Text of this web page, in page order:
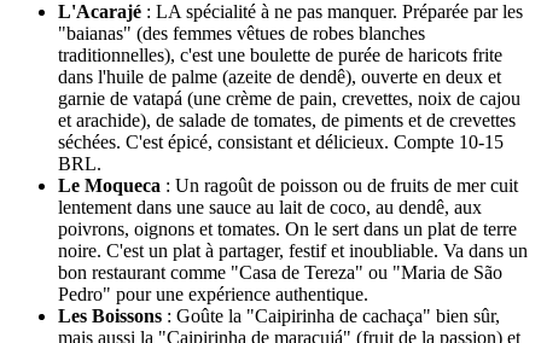
L'Acarajé : LA spécialité à ne pas manquer. Préparée par les
"baianas" (des femmes vêtues de robes blanches
traditionnelles), c'est une boulette de purée de haricots frite
dans l'huile de palme (azeite de dendê), ouverte en deux et
garnie de vatapá (une crème de pain, crevettes, noix de cajou
et arachide), de salade de tomates, de piments et de crevettes
séchées. C'est épicé, consistant et délicieux. Compte 10-15
BRL.
Le Moqueca : Un ragoût de poisson ou de fruits de mer cuit
lentement dans une sauce au lait de coco, au dendê, aux
poivrons, oignons et tomates. On le sert dans un plat de terre
noire. C'est un plat à partager, festif et inoubliable. Va dans un
bon restaurant comme "Casa de Tereza" ou "Maria de São
Pedro" pour une expérience authentique.
Les Boissons : Goûte la "Caipirinha de cachaça" bien sûr,
mais aussi la "Caipirinha de maracujá" (fruit de la passion) et